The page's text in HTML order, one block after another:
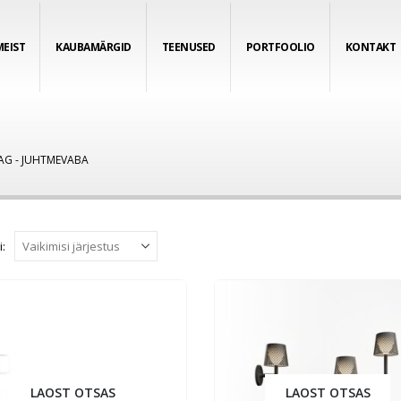
KAUBAMÄRGID TEENUSED PORTFOOLIO KONTAKT
-JUHTMEVABA
LAOST OTSAS LAOST OTSAS